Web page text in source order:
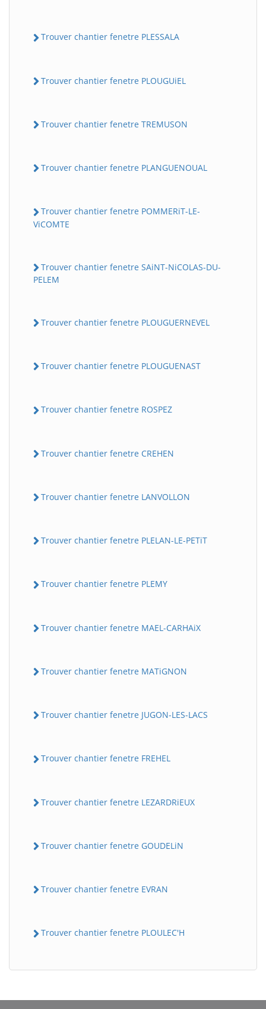
Trouver chantier fenetre PLESSALA
Trouver chantier fenetre PLOUGUiEL
Trouver chantier fenetre TREMUSON
Trouver chantier fenetre PLANGUENOUAL
Trouver chantier fenetre POMMERiT-LE-
ViCOMTE
Trouver chantier fenetre SAiNT-NiCOLAS-DU-
PELEM
Trouver chantier fenetre PLOUGUERNEVEL
Trouver chantier fenetre PLOUGUENAST
Trouver chantier fenetre ROSPEZ
Trouver chantier fenetre CREHEN
Trouver chantier fenetre LANVOLLON
Trouver chantier fenetre PLELAN-LE-PETiT
Trouver chantier fenetre PLEMY
Trouver chantier fenetre MAEL-CARHAiX
Trouver chantier fenetre MATiGNON
Trouver chantier fenetre JUGON-LES-LACS
Trouver chantier fenetre FREHEL
Trouver chantier fenetre LEZARDRiEUX
Trouver chantier fenetre GOUDELiN
Trouver chantier fenetre EVRAN
Trouver chantier fenetre PLOULEC'H
B BatiWebPro
Assistant en ligne